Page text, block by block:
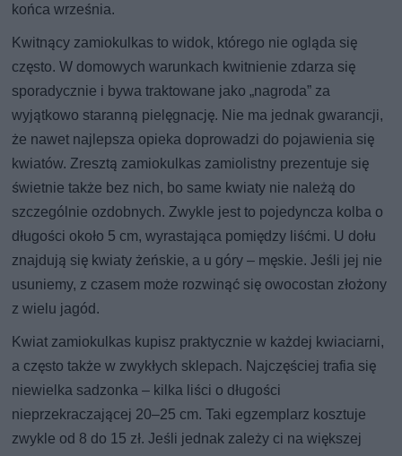
końca września.
Kwitnący zamiokulkas to widok, którego nie ogląda się
często. W domowych warunkach kwitnienie zdarza się
sporadycznie i bywa traktowane jako „nagroda” za
wyjątkowo staranną pielęgnację. Nie ma jednak gwarancji,
że nawet najlepsza opieka doprowadzi do pojawienia się
kwiatów. Zresztą zamiokulkas zamiolistny prezentuje się
świetnie także bez nich, bo same kwiaty nie należą do
szczególnie ozdobnych. Zwykle jest to pojedyncza kolba o
długości około 5 cm, wyrastająca pomiędzy liśćmi. U dołu
znajdują się kwiaty żeńskie, a u góry – męskie. Jeśli jej nie
usuniemy, z czasem może rozwinąć się owocostan złożony
z wielu jagód.
Kwiat zamiokulkas kupisz praktycznie w każdej kwiaciarni,
a często także w zwykłych sklepach. Najczęściej trafia się
niewielka sadzonka – kilka liści o długości
nieprzekraczającej 20–25 cm. Taki egzemplarz kosztuje
zwykle od 8 do 15 zł. Jeśli jednak zależy ci na większej